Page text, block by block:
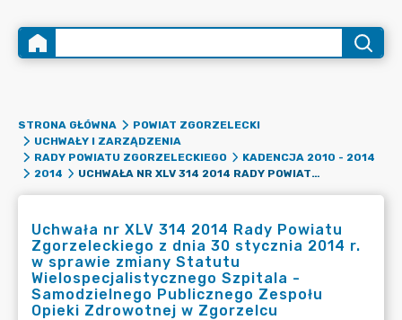
STRONA GŁÓWNA
POWIAT ZGORZELECKI
UCHWAŁY I ZARZĄDZENIA
RADY POWIATU ZGORZELECKIEGO
KADENCJA 2010 - 2014
2014
UCHWAŁA NR XLV 314 2014 RADY POWIATU ZGORZELECKIEGO Z DNIA 30 STYCZNIA 2014 R. W SPRAWIE ZMIANY STATUTU WIELOSPECJALISTYCZNEGO SZPITALA - SAMODZIELNEGO PUBLICZNEGO ZESPOŁU OPIEKI ZDROWOTNEJ W ZGORZELCU
Uchwała nr XLV 314 2014 Rady Powiatu
Zgorzeleckiego z dnia 30 stycznia 2014 r.
w sprawie zmiany Statutu
Wielospecjalistycznego Szpitala -
Samodzielnego Publicznego Zespołu
Opieki Zdrowotnej w Zgorzelcu